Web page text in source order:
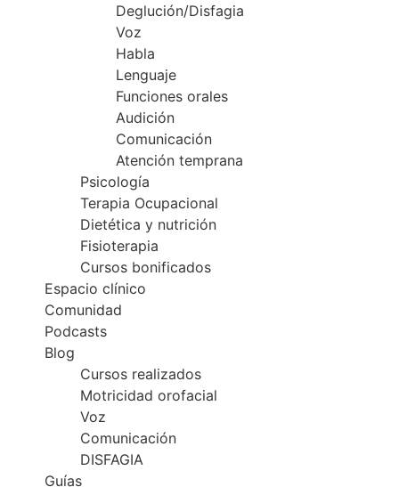
Deglución/Disfagia
Voz
Habla
Lenguaje
Funciones orales
Audición
Comunicación
Atención temprana
Psicología
Terapia Ocupacional
Dietética y nutrición
Fisioterapia
Cursos bonificados
Espacio clínico
Comunidad
Podcasts
Blog
Cursos realizados
Motricidad orofacial
Voz
Comunicación
DISFAGIA
Guías